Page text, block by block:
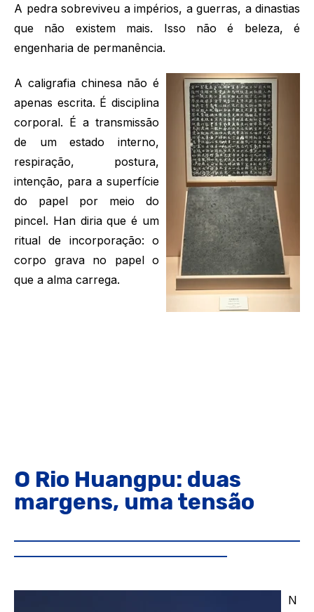
A pedra sobreviveu a impérios, a guerras, a dinastias
que não existem mais. Isso não é beleza, é
engenharia de permanência.
A caligrafia chinesa não é
apenas escrita. É disciplina
corporal. É a transmissão
de um estado interno,
respiração, postura,
intenção, para a superfície
do papel por meio do
pincel. Han diria que é um
ritual de incorporação: o
corpo grava no papel o
que a alma carrega.
O Rio Huangpu: duas
margens, uma tensão
N